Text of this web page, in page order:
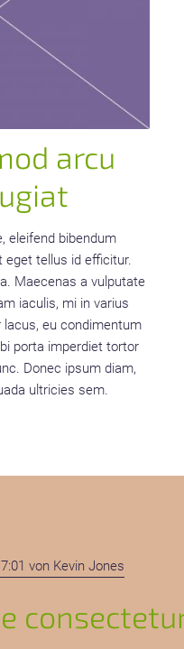
arcu
eleifend bibendum
eget tellus id efficitur.
Maecenas a vulputate
iaculis, mi in varius
eu condimentum
porta imperdiet tortor
Donec ipsum diam,
ultricies sem.
von Kevin Jones